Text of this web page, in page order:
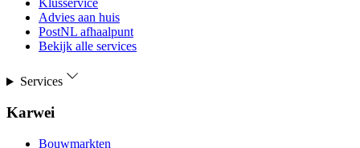
Klusservice
Advies aan huis
PostNL afhaalpunt
Bekijk alle services
Services
Karwei
Bouwmarkten